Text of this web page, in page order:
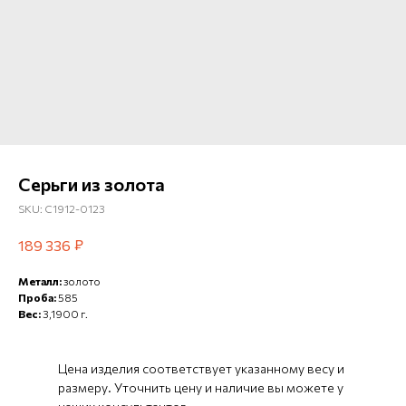
Серьги из золота
SKU: С1912-0123
189 336 ₽
Металл:золото
Проба:585
Вес:3,1900 г.
Цена изделия соответствует указанному весу и
размеру. Уточнить цену и наличие вы можете у